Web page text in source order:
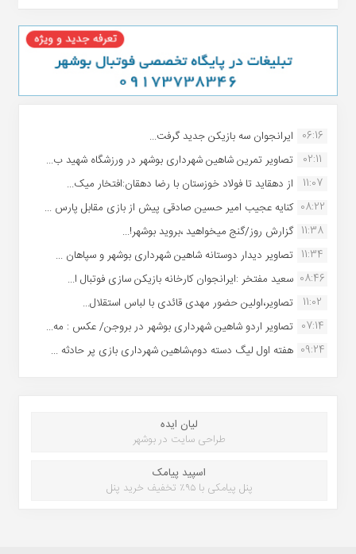
06:16 ایرانجوان سه بازیکن جدید گرفت...
02:11
تصاویر تمرین شاهین شهردارى بوشهر در ورزشگاه شهید ب...
11:07
از دهقاید تا فولاد خوزستان با رضا دهقان:افتخار میک...
08:22 کنایه عجیب امیر حسین صادقی پیش از بازی مقابل پارس ...
11:38 گزارش روز/گنج میخواهید ،بروید بوشهر!...
11:34 تصاویر دیدار دوستانه شاهین شهردارى بوشهر و سپاهان ...
08:46 سعید مفتخر :ایرانجوان کارخانه بازیکن سازی فوتبال ا...
11:02
تصاویر،اولین حضور مهدی قائدی با لباس استقلال...
07:14 تصاویر اردو شاهین شهرداری بوشهر در بروجن/ عکس : مه...
09:24 هفته اول لیگ دسته دوم،شاهین شهرداری بازی پر حادثه ...
لیان ایده
طراحی سایت در بوشهر
اسپید پیامک
پنل پیامکی با ۹۵٪ تخفیف خرید پنل